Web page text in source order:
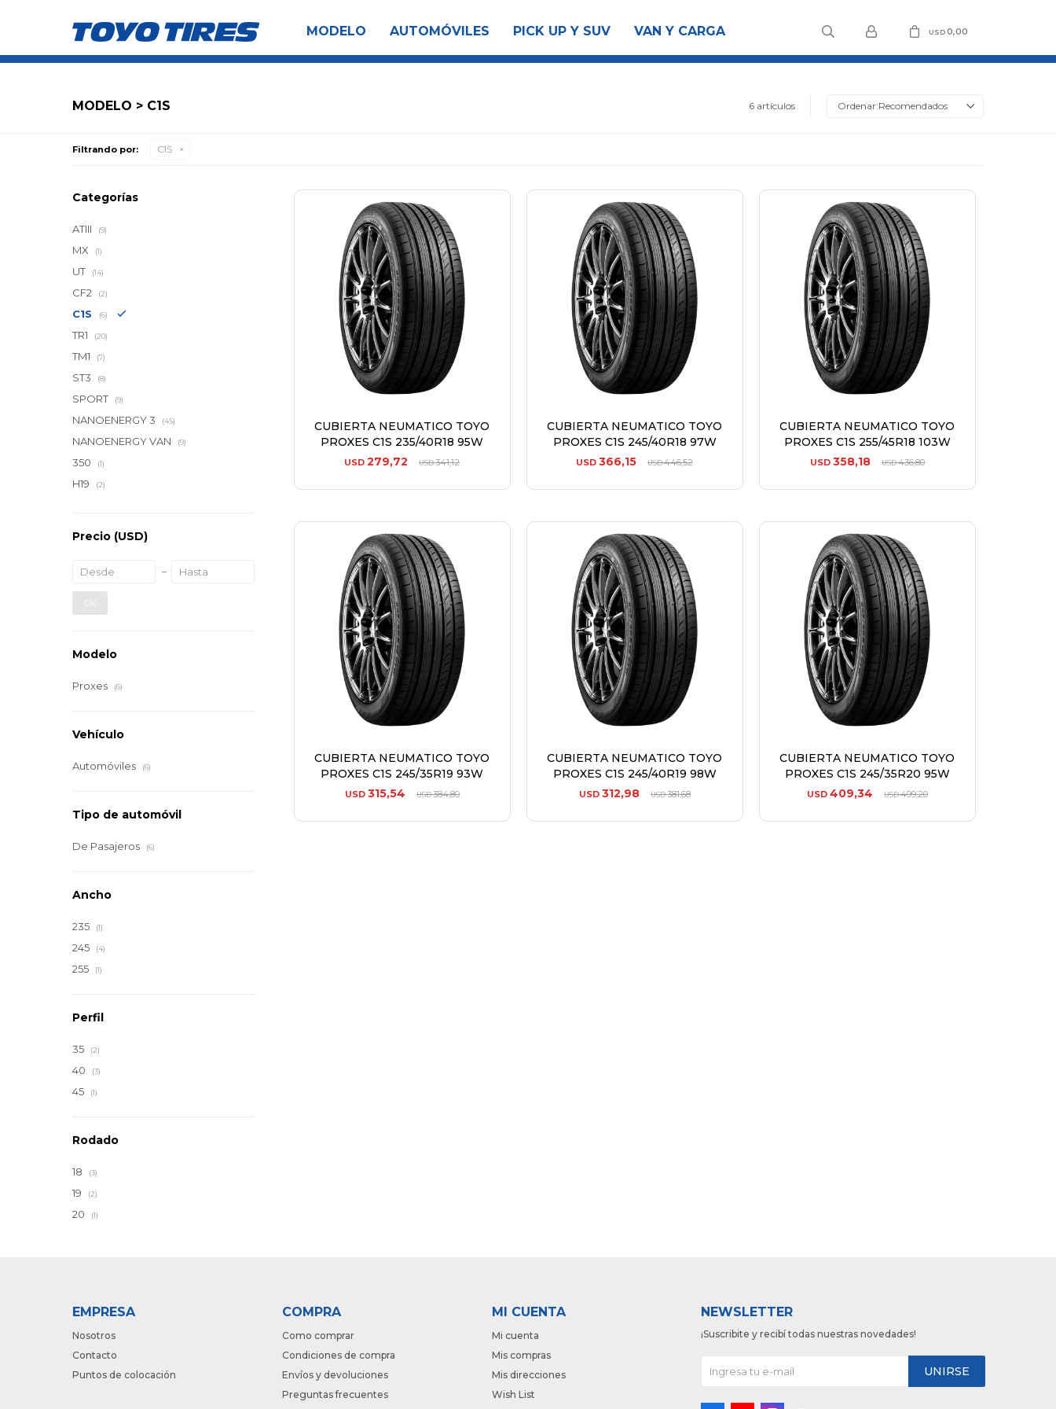
MODELO AUTOMÓVILES PICK UP Y SUV VAN Y CARGA USD0,00
MODELO > C1S 6 artículos Recomendados
Filtrando por: C1S
CUBIERTA NEUMATICO TOYO
PROXES C1S 235/40R18 95W
USD 279,72 USD341,12
CUBIERTA NEUMATICO TOYO
PROXES C1S 245/40R18 97W
USD 366,15 USD446,52
CUBIERTA NEUMATICO TOYO
PROXES C1S 255/45R18 103W
USD 358,18 USD436,80
CUBIERTA NEUMATICO TOYO
PROXES C1S 245/35R19 93W
USD 315,54 USD384,80
CUBIERTA NEUMATICO TOYO
PROXES C1S 245/40R19 98W
USD 312,98 USD381,68
CUBIERTA NEUMATICO TOYO
PROXES C1S 245/35R20 95W
USD 409,34 USD499,20
Categorías
ATIII (9)
MX (1)
UT (14)
CF2 (2)
C1S (6)
TR1 (20)
TM1 (7)
ST3 (8)
SPORT (9)
NANOENERGY 3 (45)
NANOENERGY VAN (9)
350 (1)
H19 (2)
Precio (USD)
OK
Modelo
Proxes (6)
Vehículo
Automóviles (6)
Tipo de automóvil
De Pasajeros (6)
Ancho
235 (1)
245 (4)
255 (1)
Perfil
35 (2)
40 (3)
45 (1)
Rodado
18 (3)
19 (2)
20 (1)
EMPRESA
Nosotros
Contacto
Puntos de colocación
COMPRA
Como comprar
Condiciones de compra
Envíos y devoluciones
Preguntas frecuentes
MI CUENTA
Mi cuenta
Mis compras
Mis direcciones
Wish List
NEWSLETTER
¡Suscribite y recibí todas nuestras novedades!
UNIRSE